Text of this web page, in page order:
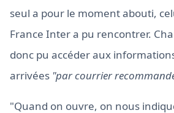
seul a pour le moment abouti,
France Inter a pu rencontrer.
donc pu accéder aux
arrivées "par courrier
"Quand on ouvre, on nous